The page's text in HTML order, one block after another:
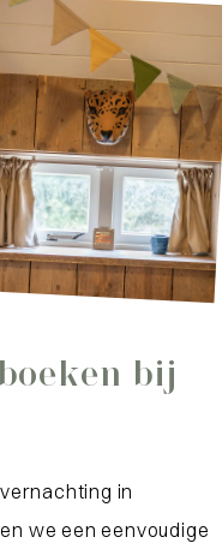
bij
in
we een eenvoudige